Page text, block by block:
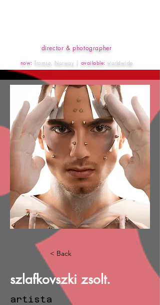
director & photographer
now: Tromsø, Norway │ available: worldwide
< Back
szlafkovszki zsolt.
artista